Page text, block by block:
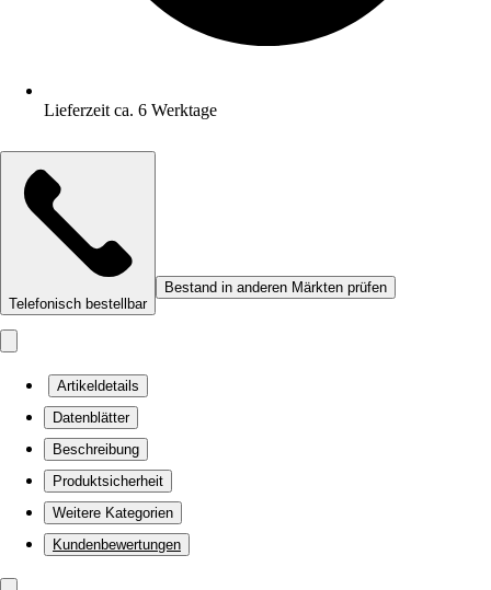
Lieferzeit ca. 6 Werktage
Telefonisch bestellbar
Bestand in anderen Märkten prüfen
Artikeldetails
Datenblätter
Beschreibung
Produktsicherheit
Weitere Kategorien
Kundenbewertungen